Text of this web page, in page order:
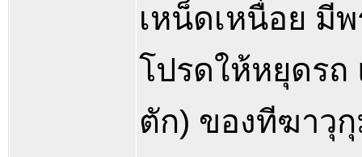
เหน็ดเหนื่อย มี
โปรดให้หยุดร
ตัก) ของทีฆาวุ